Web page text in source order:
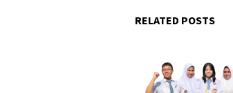
RELATED POSTS